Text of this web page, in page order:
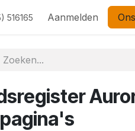
516165 Aanmelden